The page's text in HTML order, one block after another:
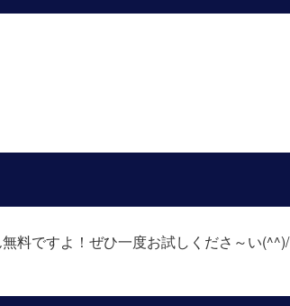
料ですよ！ぜひ一度お試しくださ～い(^^)/